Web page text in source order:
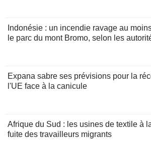
Indonésie : un incendie ravage au
le parc du mont Bromo, selon les
Expana sabre ses prévisions pour la
l'UE face à la canicule
Afrique du Sud : les usines de textile à
fuite des travailleurs migrants